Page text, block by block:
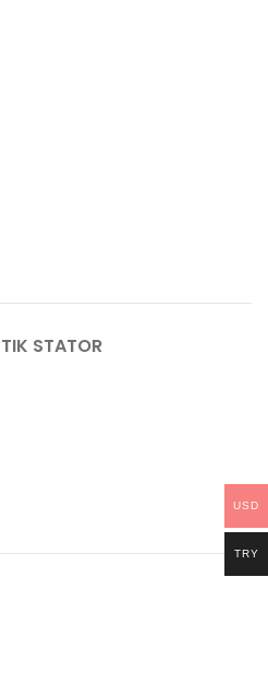
STATOR
USD
TRY